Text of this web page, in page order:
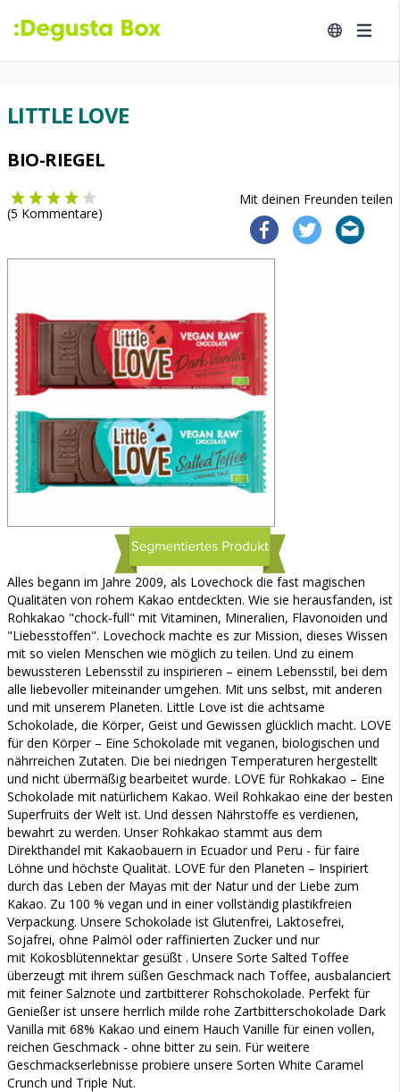
LITTLE LOVE
BIO-RIEGEL
Mit deinen Freunden teilen
(5 Kommentare)
Alles begann im Jahre 2009, als Lovechock die fast magischen
Qualitäten von rohem Kakao entdeckten. Wie sie herausfanden, ist
Rohkakao "chock-full" mit Vitaminen, Mineralien, Flavonoiden und
"Liebesstoffen". Lovechock machte es zur Mission, dieses Wissen
mit so vielen Menschen wie möglich zu teilen. Und zu einem
bewussteren Lebensstil zu inspirieren – einem Lebensstil, bei dem
alle liebevoller miteinander umgehen. Mit uns selbst, mit anderen
und mit unserem Planeten. Little Love ist die achtsame
Schokolade, die Körper, Geist und Gewissen glücklich macht. LOVE
für den Körper – Eine Schokolade mit veganen, biologischen und
nährreichen Zutaten. Die bei niedrigen Temperaturen hergestellt
und nicht übermäßig bearbeitet wurde. LOVE für Rohkakao – Eine
Schokolade mit natürlichem Kakao. Weil Rohkakao eine der besten
Superfruits der Welt ist. Und dessen Nährstoffe es verdienen,
bewahrt zu werden. Unser Rohkakao stammt aus dem
Direkthandel mit Kakaobauern in Ecuador und Peru - für faire
Löhne und höchste Qualität. LOVE für den Planeten – Inspiriert
durch das Leben der Mayas mit der Natur und der Liebe zum
Kakao. Zu 100 % vegan und in einer vollständig plastikfreien
Verpackung. Unsere Schokolade ist Glutenfrei, Laktosefrei,
Sojafrei, ohne Palmöl oder raffinierten Zucker und nur
mit Kokosblütennektar gesüßt . Unsere Sorte Salted Toffee
überzeugt mit ihrem süßen Geschmack nach Toffee, ausbalanciert
mit feiner Salznote und zartbitterer Rohschokolade. Perfekt für
Genießer ist unsere herrlich milde rohe Zartbitterschokolade Dark
Vanilla mit 68% Kakao und einem Hauch Vanille für einen vollen,
reichen Geschmack - ohne bitter zu sein. Für weitere
Geschmackserlebnisse probiere unsere Sorten White Caramel
Crunch und Triple Nut.